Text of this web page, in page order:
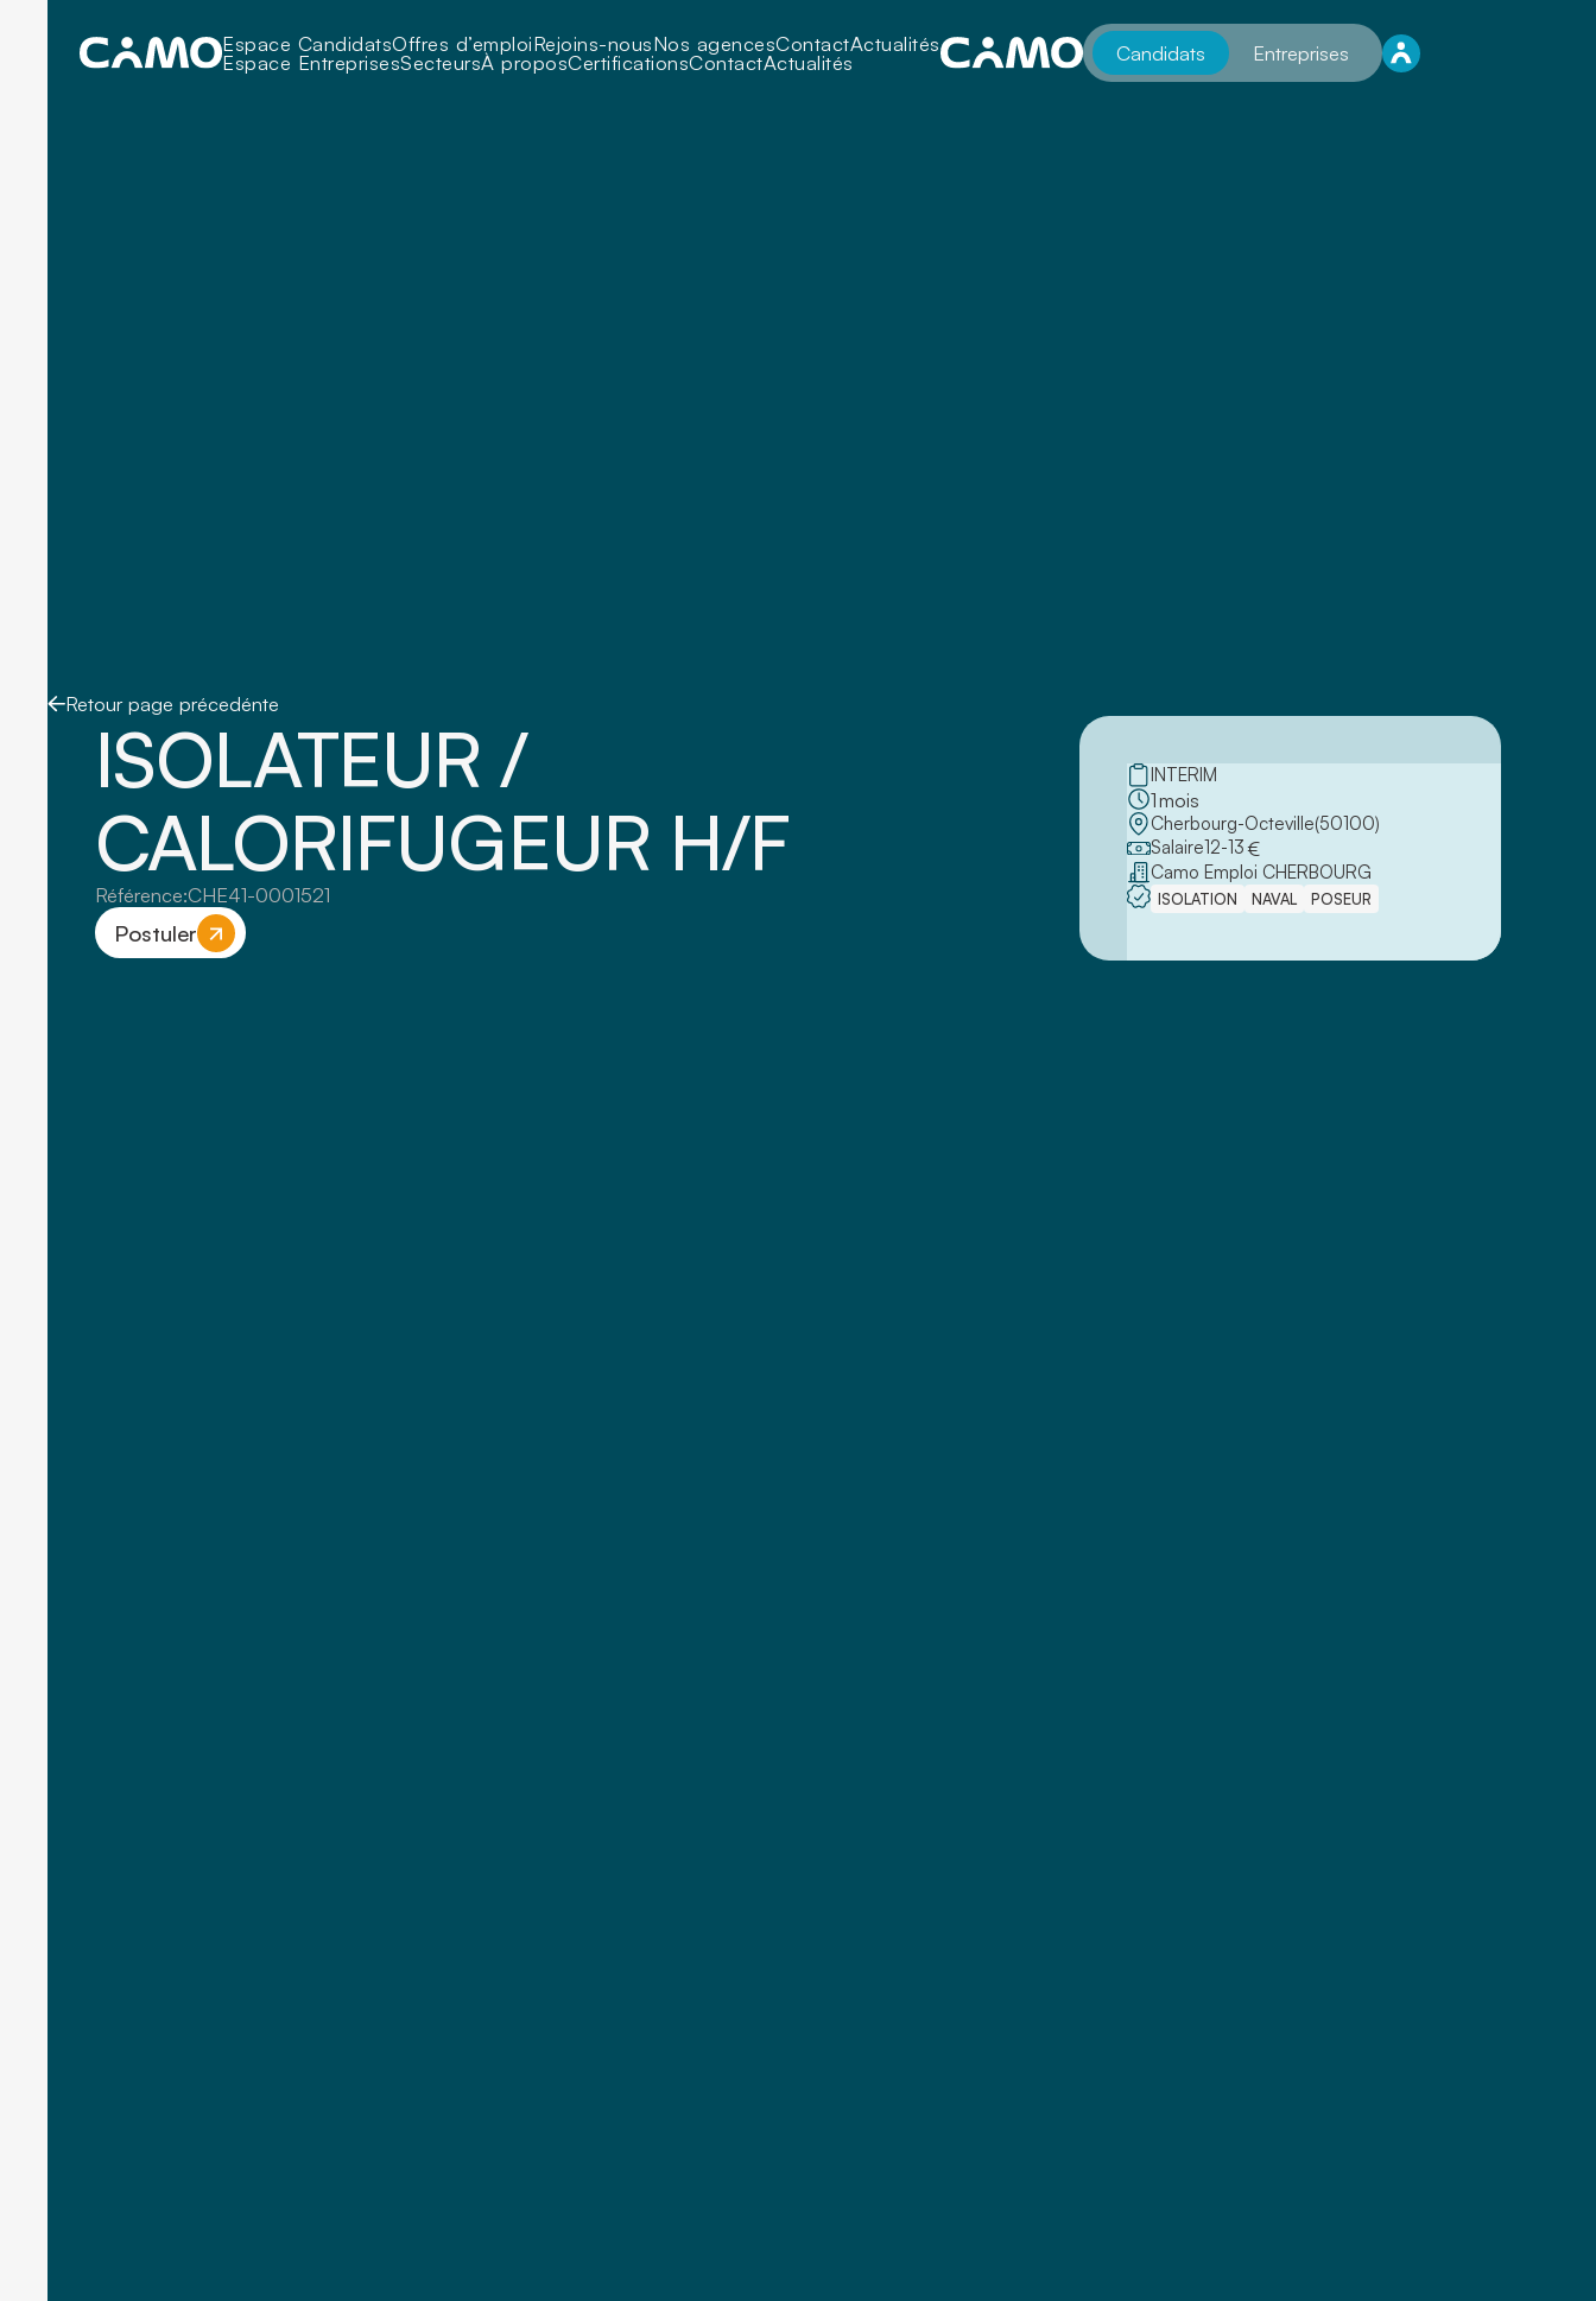
Espace CandidatsOffres d’emploiRejoins-nousNos agencesContactActualités
Espace EntreprisesSecteursÀ proposCertificationsContactActualités Candidats Entreprises
Retour page précedénte
ISOLATEUR /
CALORIFUGEUR H/F
Référence:CHE41-0001521
Postuler
INTERIM
1mois
Cherbourg-Octeville(50100)
Salaire12-13€
Camo Emploi CHERBOURG
ISOLATION NAVAL POSEUR